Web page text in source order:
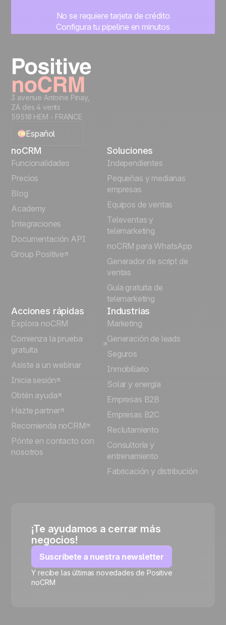
No se requiere tarjeta de crédito
Configura tu pipeline en minutos
3 avenue Antoine Pinay,
ZA des 4 vents
59510 HEM - FRANCE
Español
English
Português
Italiano
Deutsch
noCRM
Funcionalidades
Precios
Blog
Academy
Integraciones
Documentación API
Group Positive
Soluciones
Independientes
Pequeñas y medianas
empresas
Equipos de ventas
Televentas y
telemarketing
noCRM para WhatsApp
Generador de script de
ventas
Guía gratuita de
telemarketing
Acciones rápidas
Explora noCRM
Comienza la prueba
gratuita
Asiste a un webinar
Inicia sesión
Obtén ayuda
Hazte partner
Recomienda noCRM
Pónte en contacto con
nosotros
Industrias
Marketing
Generación de leads
Seguros
Inmobiliario
Solar y energía
Empresas B2B
Empresas B2C
Reclutamiento
Consultoría y
entrenamiento
Fabricación y distribución
¡Te ayudamos a cerrar más
negocios!
Suscríbete a nuestra newsletter
Y recibe las últimas novedades de Positive
noCRM